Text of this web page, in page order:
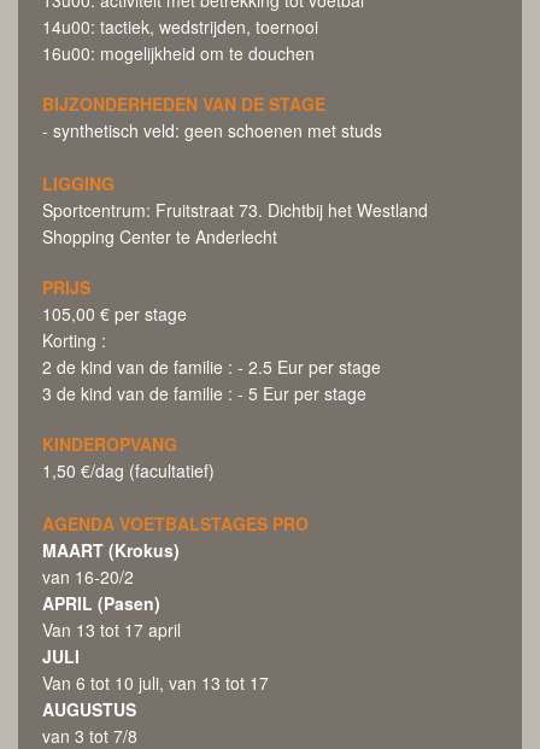
14u00: tactiek, wedstrijden, toernooi
16u00: mogelijkheid om te douchen
BIJZONDERHEDEN VAN DE STAGE
- synthetisch veld: geen schoenen met studs
LIGGING
Sportcentrum: Fruitstraat 73. Dichtbij het Westland
Shopping Center te Anderlecht
PRIJS
105,00 € per stage
Korting :
2 de kind van de familie : - 2.5 Eur per stage
3 de kind van de familie : - 5 Eur per stage
KINDEROPVANG
1,50 €/dag (facultatief)
AGENDA VOETBALSTAGES PRO
MAART (Krokus)
van 16-20/2
APRIL (Pasen)
Van 13 tot 17 april
JULI
Van 6 tot 10 juli, van 13 tot 17
AUGUSTUS
van 3 tot 7/8